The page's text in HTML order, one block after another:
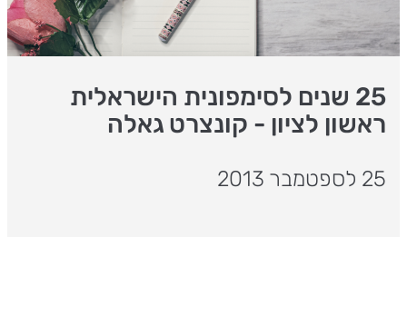
25 שנים לסימפונית הישראלית
ראשון לציון - קונצרט גאלה
25 לספטמבר 2013